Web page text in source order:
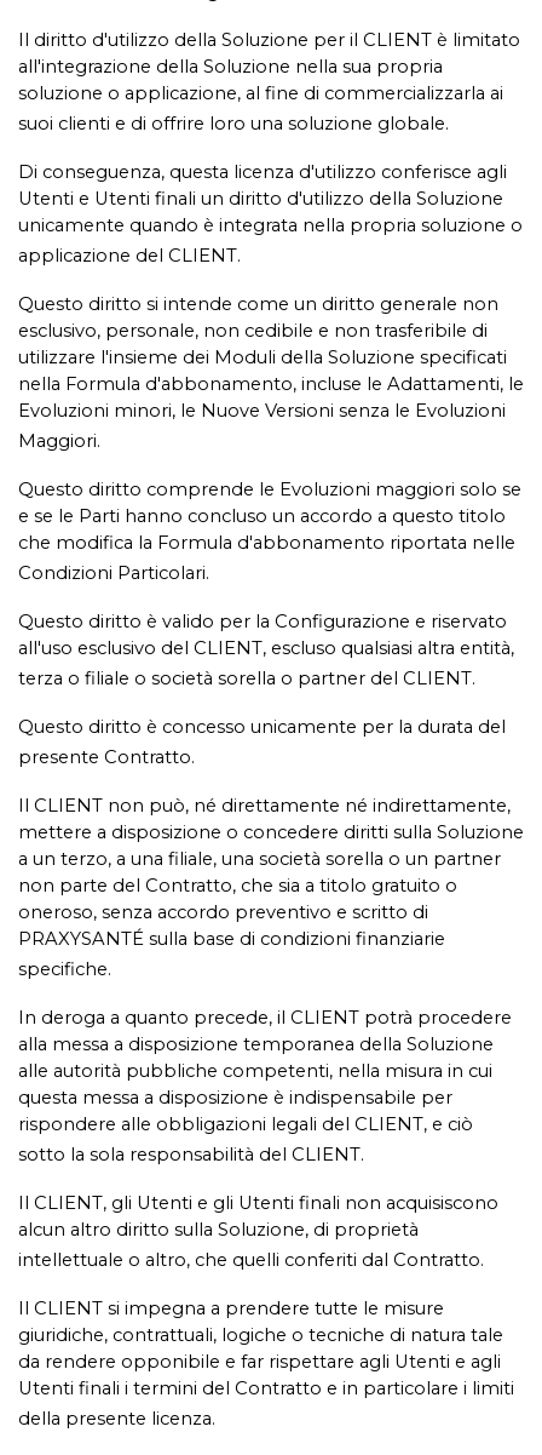
Il diritto d'utilizzo della Soluzione per il CLIENT è limitato
all'integrazione della Soluzione nella sua propria
soluzione o applicazione, al fine di commercializzarla ai
suoi clienti e di offrire loro una soluzione globale.
Di conseguenza, questa licenza d'utilizzo conferisce agli
Utenti e Utenti finali un diritto d'utilizzo della Soluzione
unicamente quando è integrata nella propria soluzione o
applicazione del CLIENT.
Questo diritto si intende come un diritto generale non
esclusivo, personale, non cedibile e non trasferibile di
utilizzare l'insieme dei Moduli della Soluzione specificati
nella Formula d'abbonamento, incluse le Adattamenti, le
Evoluzioni minori, le Nuove Versioni senza le Evoluzioni
Maggiori.
Questo diritto comprende le Evoluzioni maggiori solo se
e se le Parti hanno concluso un accordo a questo titolo
che modifica la Formula d'abbonamento riportata nelle
Condizioni Particolari.
Questo diritto è valido per la Configurazione e riservato
all'uso esclusivo del CLIENT, escluso qualsiasi altra entità,
terza o filiale o società sorella o partner del CLIENT.
Questo diritto è concesso unicamente per la durata del
presente Contratto.
Il CLIENT non può, né direttamente né indirettamente,
mettere a disposizione o concedere diritti sulla Soluzione
a un terzo, a una filiale, una società sorella o un partner
non parte del Contratto, che sia a titolo gratuito o
oneroso, senza accordo preventivo e scritto di
PRAXYSANTÉ sulla base di condizioni finanziarie
specifiche.
In deroga a quanto precede, il CLIENT potrà procedere
alla messa a disposizione temporanea della Soluzione
alle autorità pubbliche competenti, nella misura in cui
questa messa a disposizione è indispensabile per
rispondere alle obbligazioni legali del CLIENT, e ciò
sotto la sola responsabilità del CLIENT.
Il CLIENT, gli Utenti e gli Utenti finali non acquisiscono
alcun altro diritto sulla Soluzione, di proprietà
intellettuale o altro, che quelli conferiti dal Contratto.
Il CLIENT si impegna a prendere tutte le misure
giuridiche, contrattuali, logiche o tecniche di natura tale
da rendere opponibile e far rispettare agli Utenti e agli
Utenti finali i termini del Contratto e in particolare i limiti
della presente licenza.